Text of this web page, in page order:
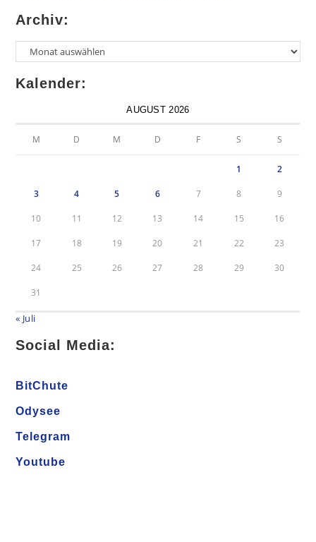
Archiv:
Kalender:
AUGUST 2026
M D M D F S S
1 2
3 4 5 6 7 8 9
10 11 12 13 14 15 16
17 18 19 20 21 22 23
24 25 26 27 28 29 30
31
« Juli
Social Media:
BitChute
Odysee
Telegram
Youtube